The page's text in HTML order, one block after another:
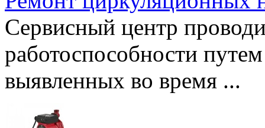
Сервисный центр
работоспособности
выявленных во время ...